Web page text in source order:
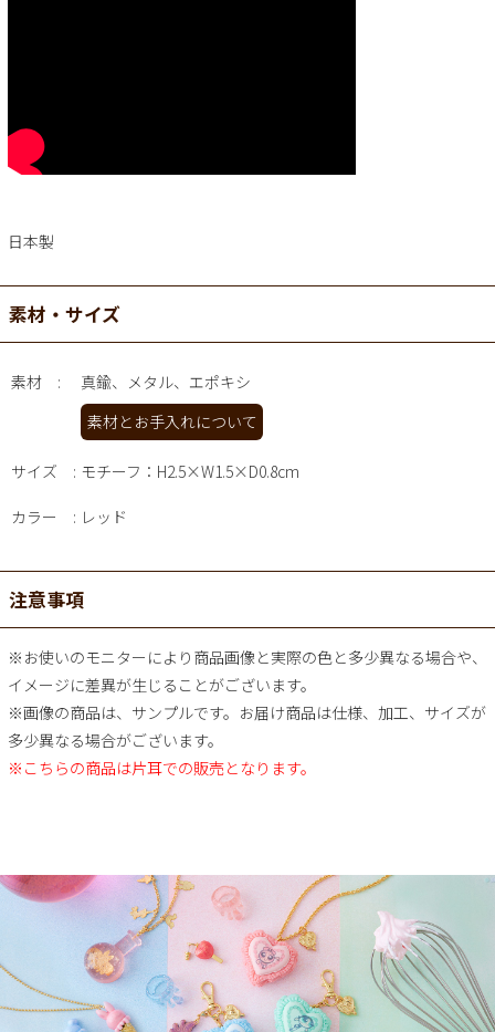
日本製
素材・サイズ
素材
真鍮、メタル、エポキシ
素材とお手入れについて
サイズ モチーフ：H2.5×W1.5×D0.8cm
カラー レッド
注意事項
※お使いのモニターにより商品画像と実際の色と多少異なる場合や、
イメージに差異が生じることがございます。
※画像の商品は、サンプルです。お届け商品は仕様、加工、サイズが
多少異なる場合がございます。
※こちらの商品は片耳での販売となります。